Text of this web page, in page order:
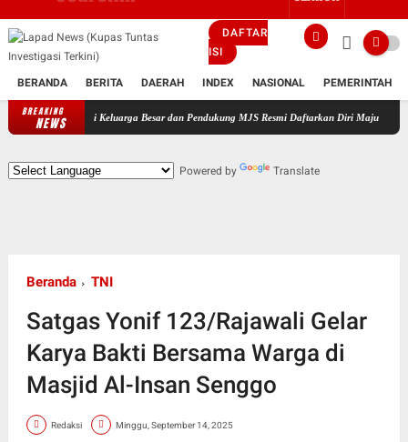
DAFTAR
ISI
BERANDA BERITA DAERAH INDEX NASIONAL PEMERINTAH
BREAKING
NEWS
Keluarga Besar dan Pendukung MJS Resmi Daftarkan Diri Maju Sebagai Calon
Powered by Translate
Beranda TNI
Satgas Yonif 123/Rajawali Gelar
Karya Bakti Bersama Warga di
Masjid Al-Insan Senggo
Redaksi Minggu, September 14, 2025